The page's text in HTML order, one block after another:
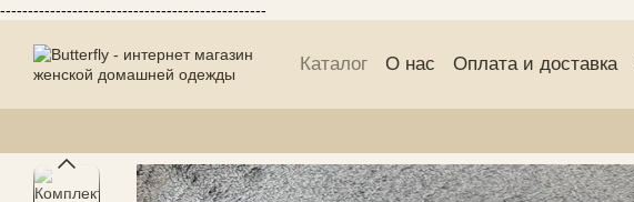
------------------------------------------------
Каталог О нас Оплата и доставка